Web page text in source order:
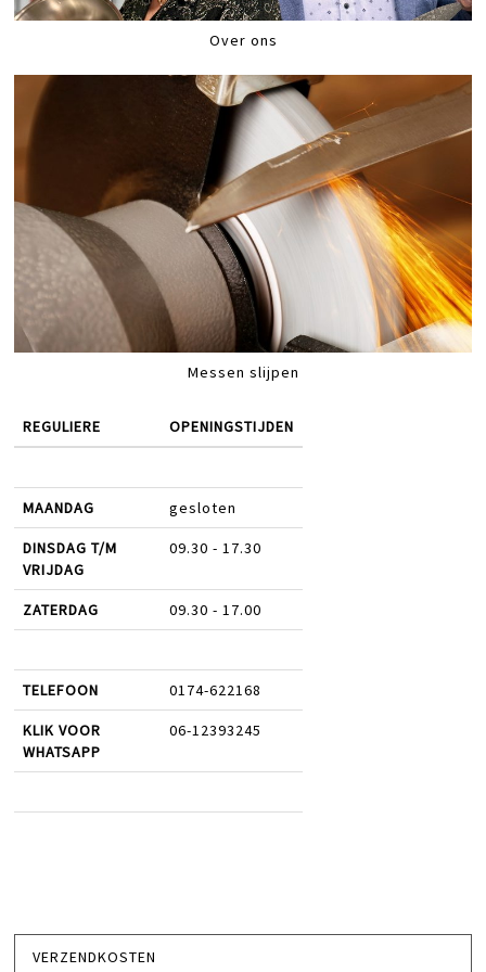
Over ons
Messen slijpen
REGULIERE OPENINGSTIJDEN
MAANDAG gesloten
DINSDAG T/M
VRIJDAG
09.30 - 17.30
ZATERDAG 09.30 - 17.00
TELEFOON 0174-622168
KLIK VOOR
WHATSAPP
06-12393245
VERZENDKOSTEN